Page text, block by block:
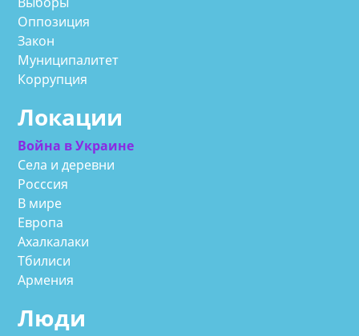
Оппозиция
Закон
Муниципалитет
Коррупция
Локации
Война в Украине
Села и деревни
Росссия
В мире
Европа
Ахалкалаки
Тбилиси
Армения
Люди